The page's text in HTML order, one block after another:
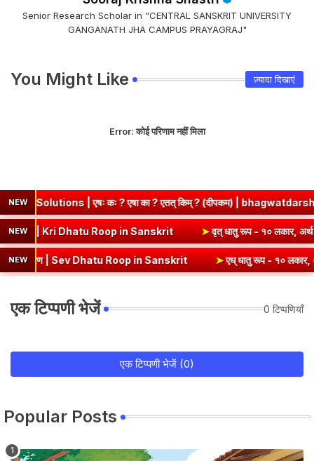
Senior Research Scholar in "CENTRAL SANSKRIT UNIVERSITY
GANGANATH JHA CAMPUS PRAYAGRAJ"
You Might Like ज़्यादा दिखाएं
Error:कोई परिणाम नहीं मिला
NEWकः ? एषा का ? एतत् किम् ? (दीपकम) | bhagwatdarshan.com
NEWलकार, अर्थ एवं व्याकरण | Kri Dhatu Roop in Sanskrit ➤वृत् धातु
NEW
Sev Dhatu Roop in Sanskrit ➤एध् धातु रूप - १० लकार, अर्थ एवं
एक टिप्पणी भेजें 0 टिप्पणियाँ
एक टिप्पणी भेजें (0)
Popular Posts